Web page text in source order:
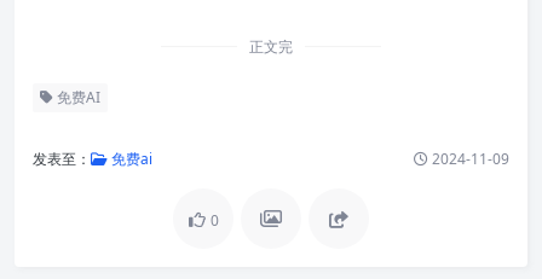
正文完
免费AI
发表至： 免费ai 2024-11-09
0